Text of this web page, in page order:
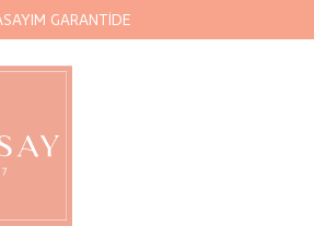
GARANTİDE